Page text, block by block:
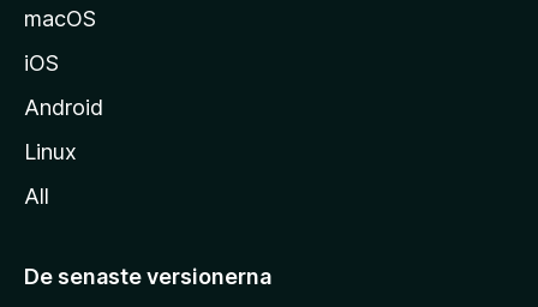
macOS
iOS
Android
Linux
All
De senaste versionerna